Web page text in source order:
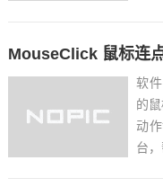
界面
MouseClick 鼠标连
软
的
动
台